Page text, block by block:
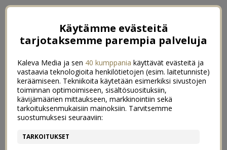
Käytämme evästeitä
tarjotaksemme parempia palveluja
Kaleva Media ja sen 40 kumppania käyttävät evästeitä ja
vastaavia teknologioita henkilötietojen (esim. laitetunniste)
keräämiseen. Tekniikoita käytetään esimerkiksi sivustojen
toiminnan optimoimiseen, sisältösuosituksiin,
kävijämäärien mittaukseen, markkinointiin sekä
tarkoituksenmukaisiin mainoksiin. Tarvitsemme
suostumuksesi seuraaviin:
TARKOITUKSET